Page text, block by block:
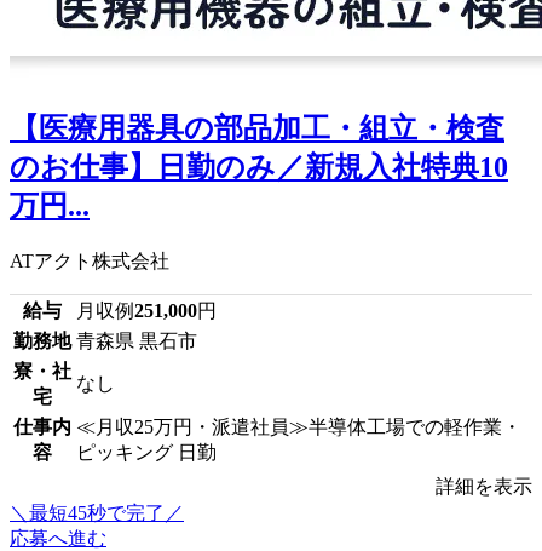
【医療用器具の部品加工・組立・検査
のお仕事】日勤のみ／新規入社特典10
万円...
ATアクト株式会社
給与 月収例251,000円
勤務地 青森県 黒石市
寮・社
宅
なし
仕事内
容
≪月収25万円・派遣社員≫半導体工場での軽作業・
ピッキング 日勤
詳細を表示
＼最短45秒で完了／
応募へ進む